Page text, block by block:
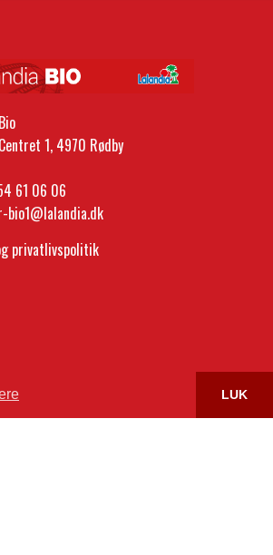
LUK
1, 4970 Rødby
61 06 06
bio1@lalandia.dk
privatlivspolitik